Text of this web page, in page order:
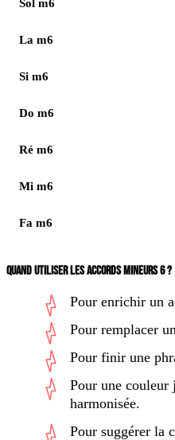
Sol m6
La m6
Si m6
Do m6
Ré m6
Mi m6
Fa m6
QUAND UTILISER LES ACCORDS MINEURS 6 ?
Pour enrichir un
Pour remplacer
Pour finir une
Pour une couleur
harmonisée.
Pour suggérer la